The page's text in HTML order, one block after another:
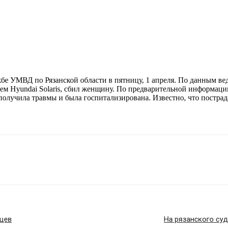
УМВД по Рязанской области в пятницу, 1 апреля. По данным
Hyundai Solaris, сбил женщину. По предварительной
травмы и была госпитализирована. Известно, что
На рязанского